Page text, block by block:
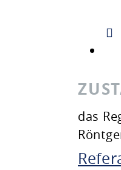
das